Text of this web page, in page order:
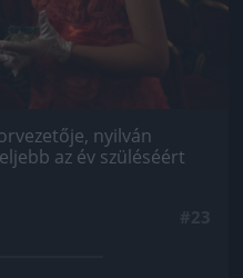
nyilván
az év szüléséért